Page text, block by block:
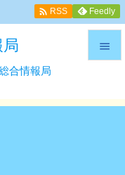
合情報局

 RSS Feedly